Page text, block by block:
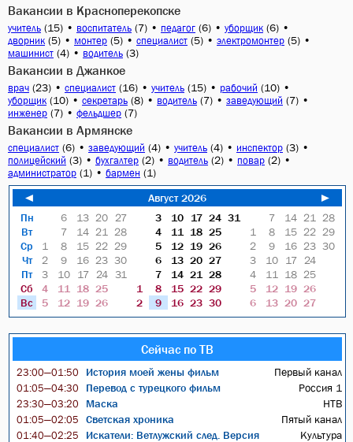
Вакансии в Красноперекопске
учитель (15) • воспитатель (7) • педагог (6) • уборщик (6) •
дворник (5) • монтер (5) • специалист (5) • электромонтер (5) •
машинист (4) • водитель (3)
Вакансии в Джанкое
врач (23) • специалист (16) • учитель (15) • рабочий (10) •
уборщик (10) • секретарь (8) • водитель (7) • заведующий (7) •
инженер (7) • фельдшер (7)
Вакансии в Армянске
специалист (6) • заведующий (4) • учитель (4) • инспектор (3) •
полицейский (3) • бухгалтер (2) • водитель (2) • повар (2) •
администратор (1) • бармен (1)
◄
Август 2026
►
Пн
Вт
Ср
Чт
Пт
Сб
Вс
6 13 20
27
7
14 21
28
1
8 15 22 29
2
9 16 23 30
3
10 17 24 31
4
11 18 25
5
12 19 26
3 10 17 24 31
4
11 18 25
5
12 19 26
6
13 20 27
7
14 21
28
1
8 15 22 29
2
9 16 23 30
7 14 21
28
1
8 15 22 29
2
9 16 23 30
3
10 17
24
4
11 18 25
5
12 19 26
6
13 20 27
Сейчас по ТВ
23:00—01:50 История моей жены фильм Первый канал
01:05—04:30 Перевод с турецкого фильм Россия 1
23:30—03:20 Маска НТВ
01:05—02:05 Светская хроника Пятый канал
01:40—02:25 Искатели: Ветлужский след. Версия Культура